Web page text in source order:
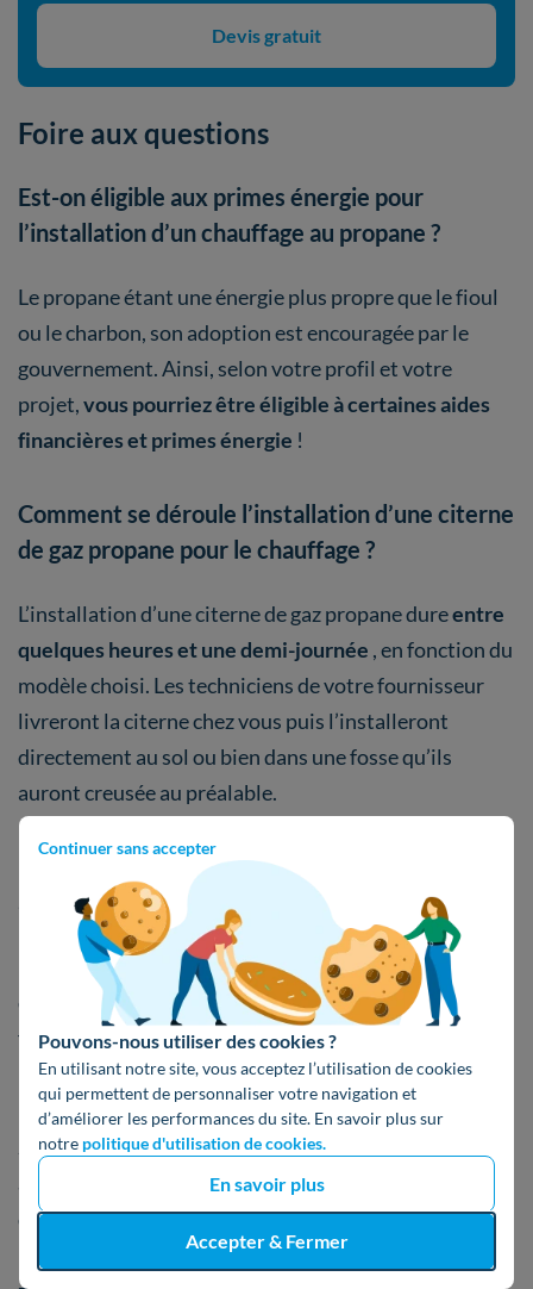
Continuer sans accepter
Pouvons-nous utiliser des cookies ?
En utilisant notre site, vous acceptez l’utilisation de cookies
qui permettent de personnaliser votre navigation et
d’améliorer les performances du site. En savoir plus sur
notre politique d'utilisation de cookies.
En savoir plus
Accepter & Fermer
Devis gratuit
Foire aux questions
Est-on éligible aux primes énergie pour
l’installation d’un chauffage au propane ?
Le propane étant une énergie plus propre que le fioul
ou le charbon, son adoption est encouragée par le
gouvernement. Ainsi, selon votre profil et votre
projet,vous pourriez être éligible à certaines aides
financières et primes énergie !
Comment se déroule l’installation d’une citerne
de gaz propane pour le chauffage ?
L’installation d’une citerne de gaz propane dureentre
quelques heures et une demi-journée , en fonction du
modèle choisi. Les techniciens de votre fournisseur
livreront la citerne chez vous puis l’installeront
directement au sol ou bien dans une fosse qu’ils
auront creusée au préalable.
Est-il préférable de se chauffer au propane ou
au gaz de ville ?
Le chauffage au gaz propane a autant d’avantages
de désavantages que le chauffage au gaz de ville. En
fonction de votre situation, il conviendra de
privilégier l’un ou l’autre.
Si vous habitezen ville, dans un logement
au réseau de distribution de gaz, il est préférable
d’opter pour unchauffage au gaz naturel. En
revanche, si vous habitez une grande maison dans une